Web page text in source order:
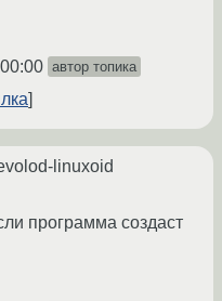
автор топика
linuxoid
программа создаст